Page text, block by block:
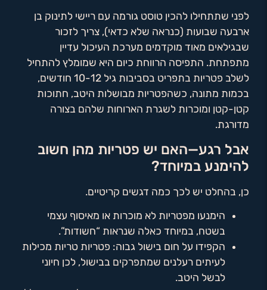
לפני שתתחילו להכין טוסט גורמה עם ריישי לתינוק בן
ארבעה שבועות (כנראה שלא כדאי), צריך לזכור
שבגילאים מאוד מוקדמים מערכת העיכול עדיין
מתפתחת. התפיסה הרווחת כיום היא שמומלץ להתחיל
לשלב פטריות בתפריט בסביבות גיל 10-12 חודשים,
בכמות מתונה, כשהפטריות מבושלות היטב, חתוכות
קטן-קטן ומוכרות לשגרת הארוחות שלהם בצורה
מדורגת.
אבל רגע—האם יש פטריות מהן חשוב
להימנע במיוחד?
כן, בהחלט יש לכך כמה דגשים קריטיים.
הימנעו מפטריות לא מוכרות או מאיסוף עצמי
בשטח, במיוחד כאלה שנראות “חשודות”.
הקפידו על חום בישול גבוה: פטריות טריות מכילות
לעיתים רעלנים שמתפרקים בבישול, לכן חיוני
לבשל היטב.